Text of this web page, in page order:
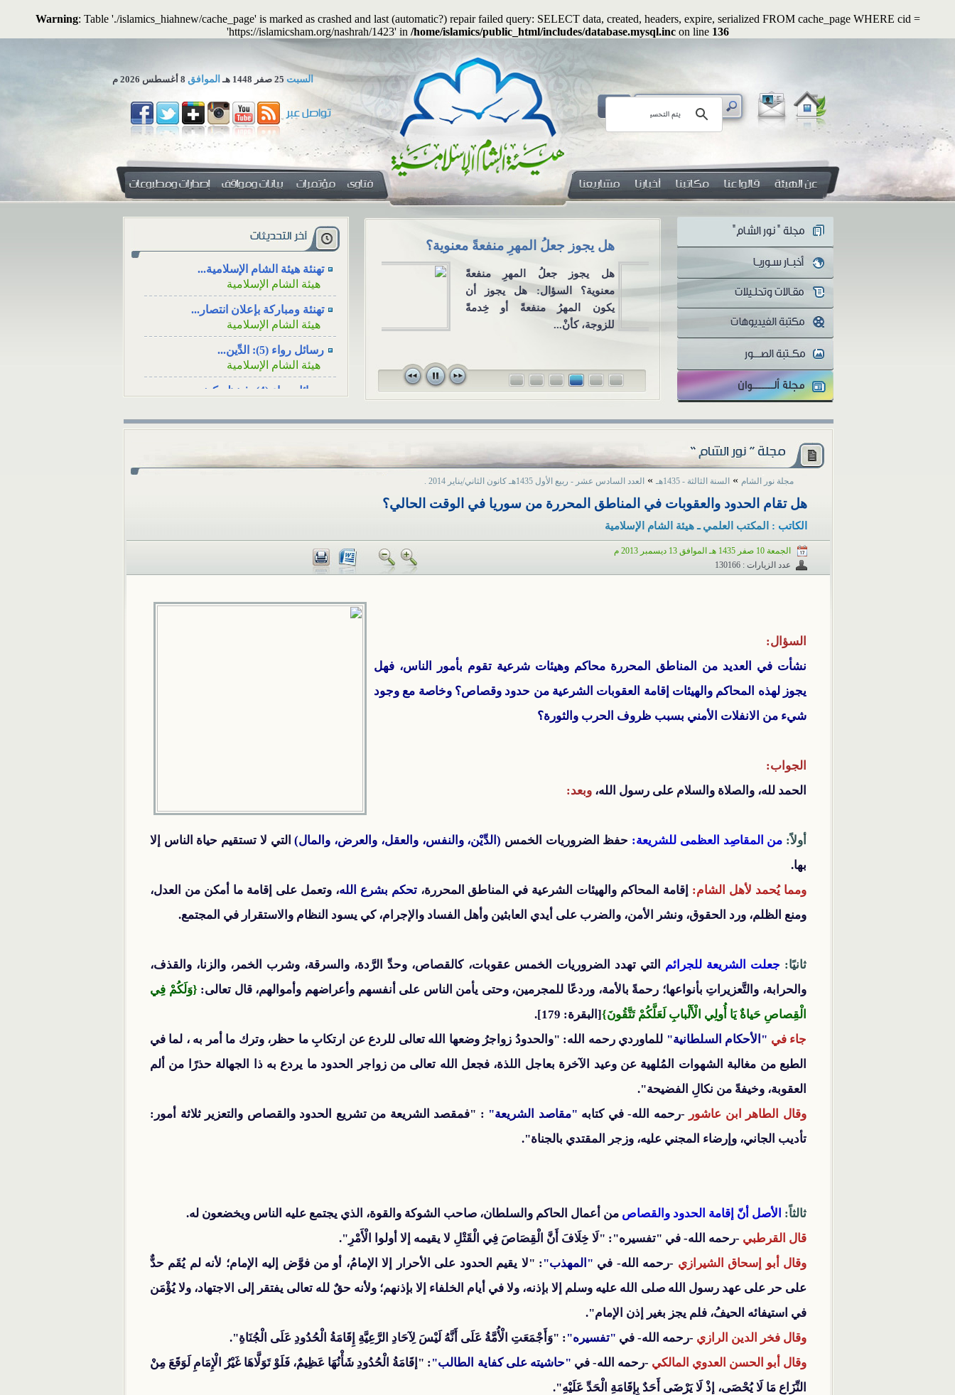
Warning: Table './islamics_hiahnew/cache_page' is marked as crashed and last (automatic?) repair failed query: SELECT data, created, headers, expire, serialized FROM cache_page WHERE cid =
'https://islamicsham.org/nashrah/1423' in /home/islamics/public_html/includes/database.mysql.incon line 136
السبت 25 صفر 1448 هـ الموافق 8 أغسطس 2026 م
أوَلا يرون أنهم يُفتنون ...؟! منذ
هل يجوز جعلُ المهرِ منفعةً معنوية؟
هل يجوز جعلُ المهرِ منفعةً
معنوية؟ السؤال: هل يجوز أن
يكون المهرُ منفعةً أو خِدمةً
للزوجة، كأنْ...
الاجتماع للعزاء، والتعزية من خلال وسائل
الاجتماع للعزاء، ووقته، والتعزية
من خلال وسائل التواصل
الاجتماعي السؤال: عند وفاة
قريبٍ لأحد الأصدقاء هل يكفي
هل تجوز الاستعاضة عن المال...
المكتب العلمي ـ هيئة الشام...
هيئة الشام الإسلامية
تهنئة ومباركة بإعلان انتصار...
هيئة الشام الإسلامية
رسائل رواء (5): الدِّين...
هيئة الشام الإسلامية
رسائل رواء (4): فينظرَ كيف...
هيئة الشام الإسلامية
رسائل رواء (3): لا يُسلِمُه...
رسائل رواء (1): وأصلحوا ذات...
أحكامُ الجوائز في المسابقات...
المكتب العلمي ـ هيئة الشام...
مجلة نور الشام » السنة الثالثة - 1435هـ » العدد السادس عشر - ربيع الأول 1435هـ كانون الثاني/يناير 2014 .
هل تقام الحدود والعقوبات في المناطق المحررة من سوريا في الوقت الحالي؟
الكاتب : المكتب العلمي ـ هيئة الشام الإسلامية
الجمعة 10 صفر 1435 هـ الموافق 13 ديسمبر 2013 م
عدد الزيارات : 130166
السؤال:
نشأت في العديد من المناطق المحررة محاكم وهيئات شرعية تقوم بأمور الناس، فهل
يجوز لهذه المحاكم والهيئات إقامة العقوبات الشرعية من حدود وقصاص؟ وخاصة مع وجود
شيء من الانفلات الأمني بسبب ظروف الحرب والثورة؟
الجواب:
الحمد لله، والصلاة والسلام على رسول الله، وبعد:
أولاً: من المقاصِد العظمى للشريعة: حفظ الضروريات الخمس (الدِّيْن، والنفس، والعقل، والعرض، والمال)التي لا تستقيم حياة الناس إلا
بها.
ومما يُحمد لأهل الشام: إقامة المحاكم والهيئات الشرعية في المناطق المحررة،تحكم بشرع الله، وتعمل على إقامة ما أمكن من العدل،
ومنع الظلم، ورد الحقوق، ونشر الأمن، والضرب على أيدي العابثين وأهل الفساد والإجرام، كي يسود النظام والاستقرار في المجتمع.
ثانيًا: جعلت الشريعة للجرائم
التي تهدد الضروريات الخمس عقوبات، كالقصاص، وحدِّ الرَّدة، والسرقة، وشرب الخمر، والزنا، والقذف،
والحرابة، والتَّعزيراتِ بأنواعها؛ رحمةً بالأمة، وردعًا للمجرمين، وحتى يأمن الناس على أنفسهم وأعراضهم وأموالهم، قال تعالى:{وَلَكُمْ فِي
الْقِصاصِ حَياةٌ يَا أُولِي الْأَلْبابِ لَعَلَّكُمْ تَتَّقُونَ}[البقرة: 179].
جاء في "الأحكام السلطانية" للماوردي رحمه الله: "والحدودُ زواجرُ وضعها الله تعالى للردع عن ارتكابِ ما حظر، وترك ما أمر به ، لما في
الطبع من مغالبة الشهوات المُلهية عن وعيد الآخرة بعاجل اللذة، فجعل الله تعالى من زواجر الحدود ما يردع به ذا الجهالة حذرًا من ألم
العقوبة، وخيفةً من نكالِ الفضيحة".
وقال الطاهر ابن عاشور -رحمه الله- في كتابه "مقاصد الشريعة" : "فمقصد الشريعة من تشريع الحدود والقصاص والتعزير ثلاثة أمور:
تأديب الجاني، وإرضاء المجني عليه، وزجر المقتدي بالجناة".
ثالثاً: الأصل أنّ إقامة الحدود والقصاص من أعمال الحاكم والسلطان، صاحب الشوكة والقوة، الذي يجتمع عليه الناس ويخضعون له.
قال القرطبي -رحمه الله- في "تفسيره": "لَا خِلَافَ أَنَّ الْقِصَاصَ فِي الْقَتْلِ لا يقيمه إلا أولوا الْأَمْرِ".
وقال أبو إسحاق الشيرازي -رحمه الله- في "المهذب" : "لا يقيم الحدود على الأحرار إلا الإمامُ، أو من فوَّض إليه الإمام؛ لأنه لم يُقَم حدٌّ
على حر على عهد رسول الله صلى الله عليه وسلم إلا بإذنه، ولا في أيام الخلفاء إلا بإذنهم؛ ولأنه حقٌ لله تعالى يفتقر إلى الاجتهاد، ولا يُؤْمَن
في استيفائه الحيفُ، فلم يجز بغير إذن الإمام".
وقال فخر الدين الرازي -رحمه الله- في "تفسيره" : "وَأَجْمَعَتِ الْأُمَّةُ عَلَى أَنَّهُ لَيْسَ لِآحَادِ الرَّعِيَّةِ إِقَامَةُ الْحُدُودِ عَلَى الْجُنَاةِ".
وقال أبو الحسن العدوي المالكي -رحمه الله- في "حاشيته على كفاية الطالب" : "إقَامَةُ الْحُدُودِ شَأْنُهَا عَظِيمٌ، فَلَوْ تَوَلَّاهَا غَيْرُ الْإِمَامِ لَوَقَعَ مِنْ
النِّزَاعِ مَا لَا يُحْصَى، إذْ لَا يَرْضَى أَحَدٌ بِإِقَامَةِ الْحَدِّ عَلَيْهِ".